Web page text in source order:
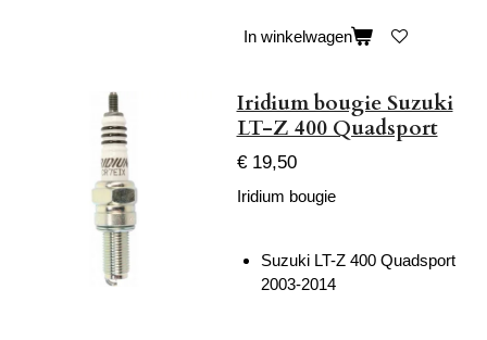
In winkelwagen
Iridium bougie Suzuki
LT-Z 400 Quadsport
€ 19,50
Iridium bougie
Suzuki LT-Z 400 Quadsport
2003-2014